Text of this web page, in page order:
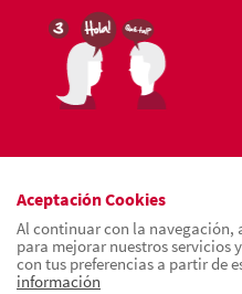
Aceptación Cookies
Al continuar con la navegación,
para mejorar nuestros
con tus preferencias a partir de
información